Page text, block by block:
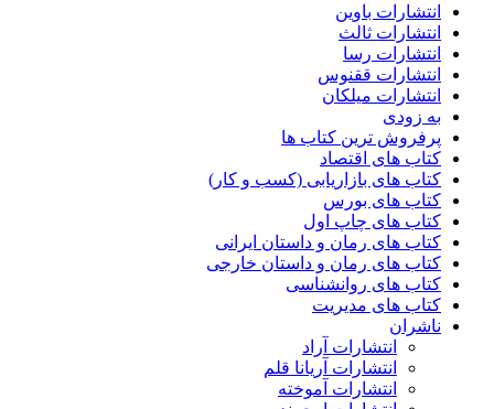
انتشارات باوین
انتشارات ثالث
انتشارات رسا
انتشارات ققنوس
انتشارات میلکان
به زودی
پرفروش ترین کتاب ها
کتاب های اقتصاد
کتاب های بازاریابی (کسب و کار)
کتاب های بورس
کتاب های چاپ اول
کتاب های رمان و داستان ایرانی
کتاب های رمان و داستان خارجی
کتاب های روانشناسی
کتاب های مدیریت
ناشران
انتشارات آراد
انتشارات آریانا قلم
انتشارات آموخته